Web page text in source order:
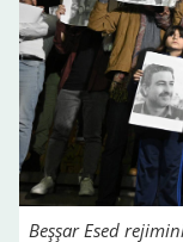
Beşşar Esed